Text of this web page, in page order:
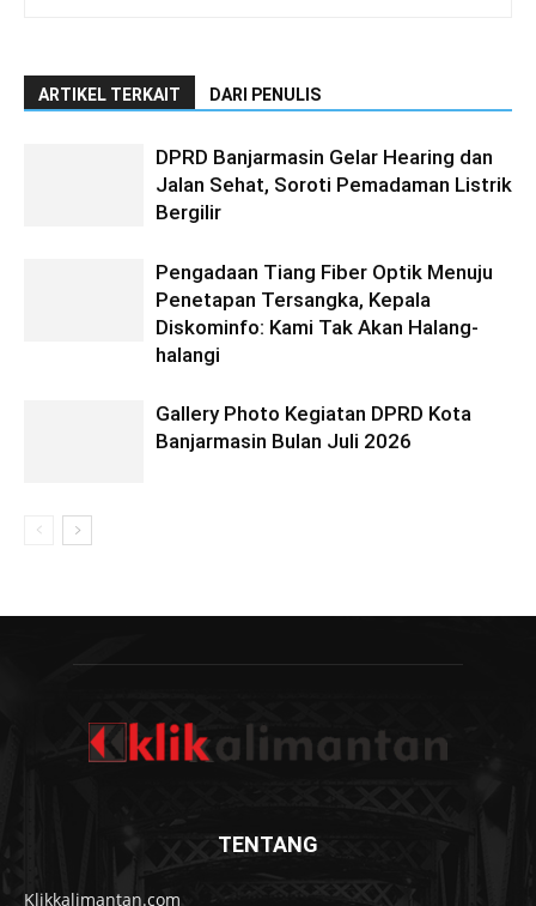
ARTIKEL TERKAIT DARI PENULIS
DPRD Banjarmasin Gelar Hearing dan
Jalan Sehat, Soroti Pemadaman Listrik
Bergilir
Pengadaan Tiang Fiber Optik Menuju
Penetapan Tersangka, Kepala
Diskominfo: Kami Tak Akan Halang-
halangi
Gallery Photo Kegiatan DPRD Kota
Banjarmasin Bulan Juli 2026
TENTANG
Klikkalimantan.com